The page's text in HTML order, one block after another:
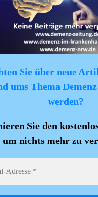
Sie über neue
ums Thema
werden?
Sie den
um nichts mehr zu